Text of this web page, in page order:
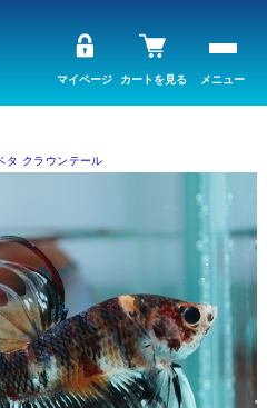
メニュー
カートを見る
マイページ
タ クラウンテール